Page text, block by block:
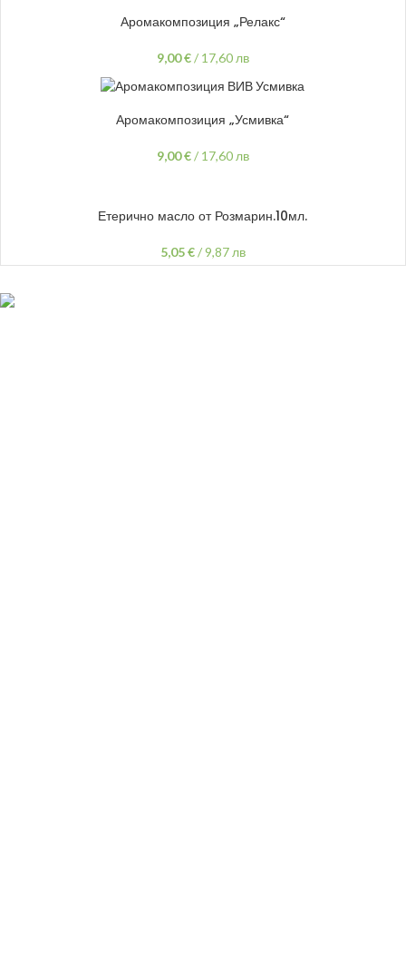
Аромакомпозиция „Релакс“
9,00€ / 17,60 лв
Аромакомпозиция „Усмивка“
9,00€ / 17,60 лв
Етерично масло от Розмарин.10мл.
5,05€ / 9,87 лв